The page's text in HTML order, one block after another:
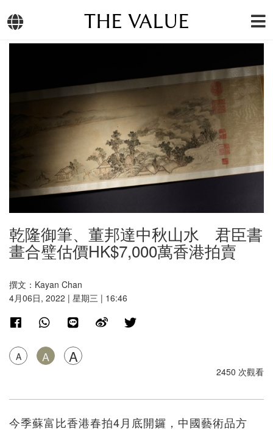
THE VALUE
乾隆御筆、董邦達中秋山水 君臣書
畫合璧估價HK$7,000萬香港拍賣
撰文：Kayan Chan
4月06日, 2022 | 星期三 | 16:46
A A A
2450 次觀看
今季蘇富比香港春拍4月底開鑼，中國藝術品方